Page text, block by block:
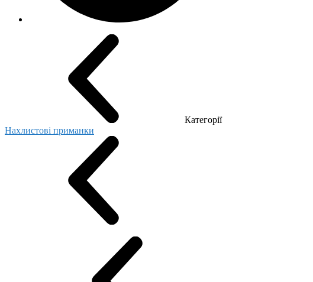
Категорії
Нахлистові приманки